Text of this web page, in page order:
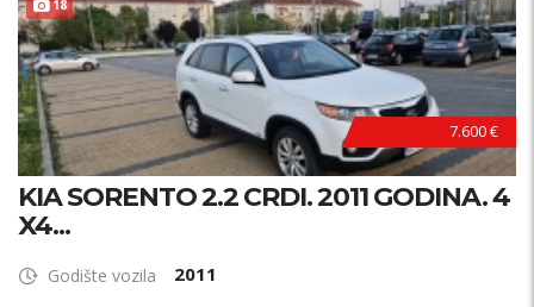
18
7.600 €
KIA SORENTO 2.2 CRDI. 2011 GODINA. 4
X4...
Godište vozila 2011